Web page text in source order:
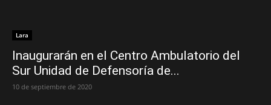
Lara
Inaugurarán en el Centro Ambulatorio del
Sur Unidad de Defensoría de...
10 de septiembre de 2020